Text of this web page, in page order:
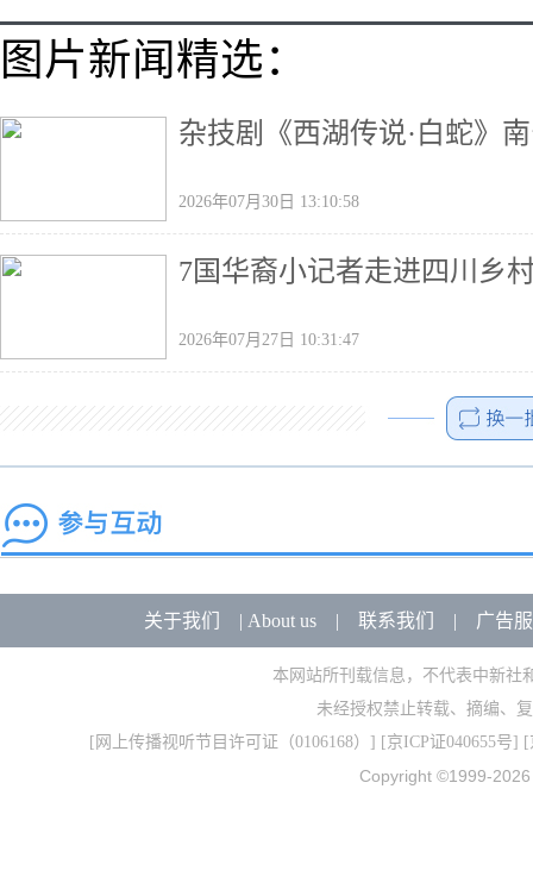
图片新闻精选：
杂技剧《西湖传说·白蛇》
2026年07月30日 13:10:58
7国华裔小记者走进四川乡
2026年07月27日 10:31:47
关于我们 | About us| 联系我们 | 广告
本网站所刊载信息，不代表中新社
未经授权禁止转载、摘编、
[ 网上传播视听节目许可证（0106168） ] [京ICP证040655号] [
Copyright ©1999-